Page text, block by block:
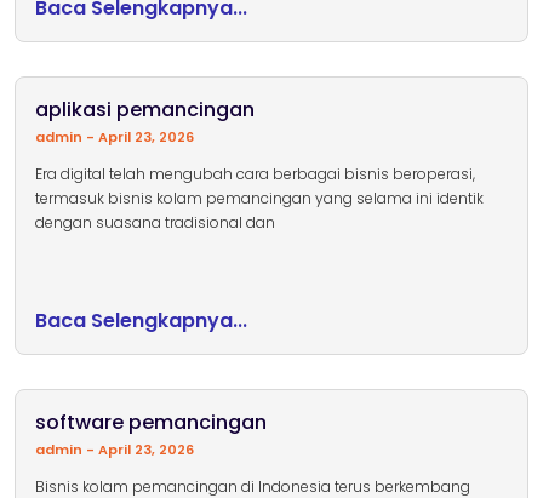
Baca Selengkapnya...
aplikasi pemancingan
admin April 23, 2026
Era digital telah mengubah cara berbagai bisnis beroperasi,
termasuk bisnis kolam pemancingan yang selama ini identik
dengan suasana tradisional dan
Baca Selengkapnya...
software pemancingan
admin April 23, 2026
Bisnis kolam pemancingan di Indonesia terus berkembang